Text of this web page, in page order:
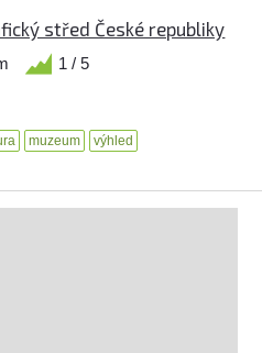
střed České republiky
1 / 5
muzeum výhled